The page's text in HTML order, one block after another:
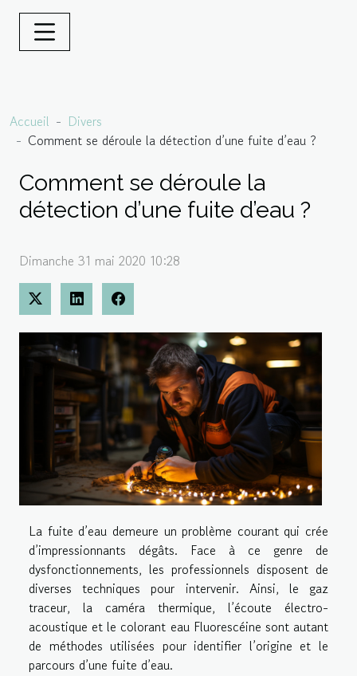
Accueil
Divers
Comment se déroule la détection d’une fuite d’eau ?
Comment se déroule la
détection d’une fuite d’eau ?
Dimanche 31 mai 2020 10:28
La fuite d’eau demeure un problème courant qui crée
d’impressionnants dégâts. Face à ce genre de
dysfonctionnements, les professionnels disposent de
diverses techniques pour intervenir. Ainsi, le gaz
traceur, la caméra thermique, l’écoute électro-
acoustique et le colorant eau Fluorescéine sont autant
de méthodes utilisées pour identifier l’origine et le
parcours d’une fuite d’eau.